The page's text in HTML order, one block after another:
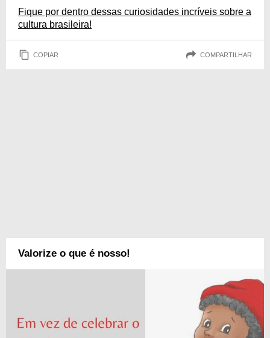
Fique por dentro dessas curiosidades incríveis sobre a
cultura brasileira!
COPIAR COMPARTILHAR
Valorize o que é nosso!